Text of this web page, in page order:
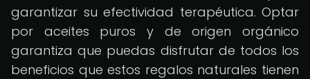
garantizar su efectividad terapéutica. Optar
por aceites puros y de origen orgánico
garantiza que puedas disfrutar de todos los
beneficios que estos regalos naturales tienen